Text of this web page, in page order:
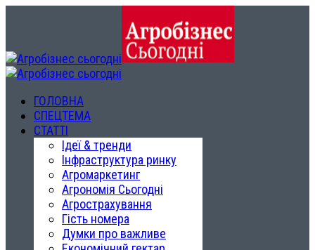
ГОЛОВНА
СПЕЦТЕМА
СТАТТІ
Ідеї & тренди
Інфраструктура ринку
Агромаркетинг
Агрономія Сьогодні
Агрострахування
Гість номера
Думки про важливе